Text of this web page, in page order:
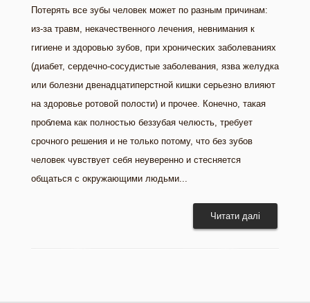
Потерять все зубы человек может по разным причинам:
из-за травм, некачественного лечения, невнимания к
гигиене и здоровью зубов, при хронических заболеваниях
(диабет, сердечно-сосудистые заболевания, язва желудка
или болезни двенадцатиперстной кишки серьезно влияют
на здоровье ротовой полости) и прочее. Конечно, такая
проблема как полностью беззубая челюсть, требует
срочного решения и не только потому, что без зубов
человек чувствует себя неуверенно и стесняется
общаться с окружающими людьми...
Читати далі